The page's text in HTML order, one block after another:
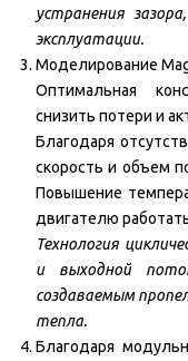
устранения
эксплуатации.
Моделирование
Оптимальная
снизить потери и
Благодаря
скорость и объем
Повышение
двигателю
Технология
и выходной
создаваемым
тепла.
Благодаря